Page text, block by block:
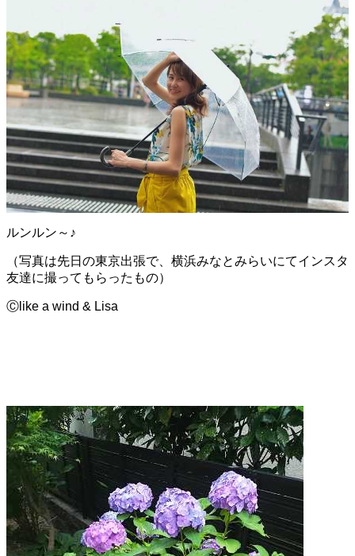
ルンルン～♪
（写真は先日の東京出張で、横浜みなとみらいにてインスタ
友達に撮ってもらったもの）
Ⓒlike a wind & Lisa